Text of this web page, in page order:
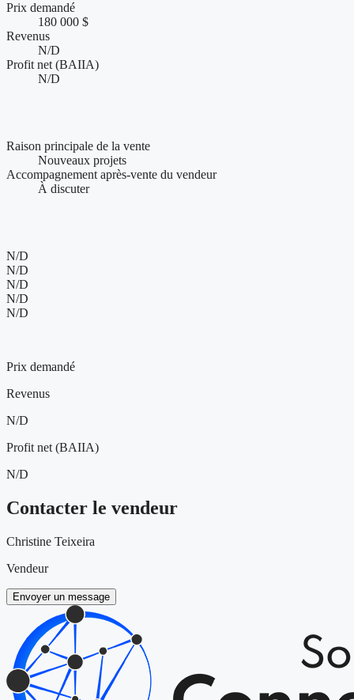
Prix demandé
180 000 $
Revenus
N/D
Profit net (BAIIA)
N/D
Raison principale de la vente
Nouveaux projets
Accompagnement après-vente du vendeur
À discuter
N/D
N/D
N/D
N/D
N/D
Prix demandé
Revenus
N/D
Profit net (BAIIA)
N/D
Contacter le vendeur
Christine Teixeira
Vendeur
Envoyer un message